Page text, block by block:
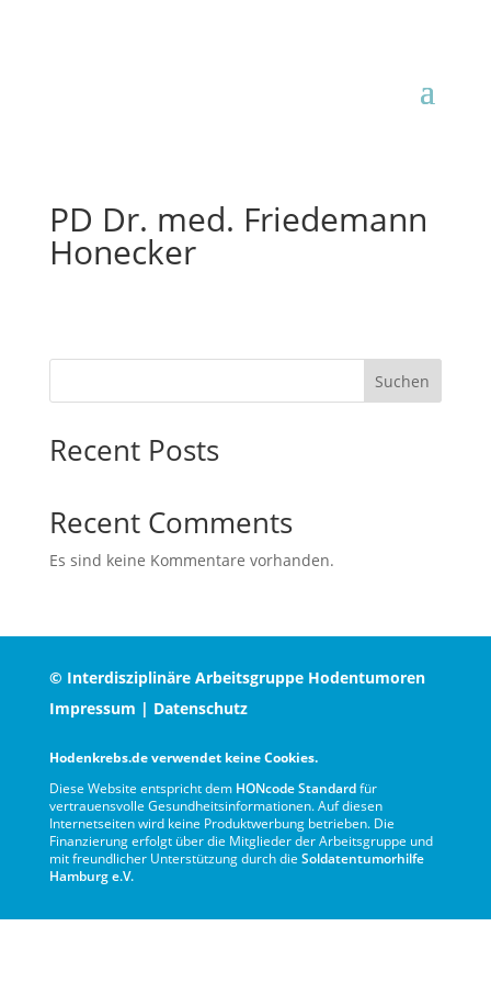
PD Dr. med. Friedemann
Honecker
Suchen
Recent Posts
Recent Comments
Es sind keine Kommentare vorhanden.
© Interdisziplinäre Arbeitsgruppe Hodentumoren
Impressum | Datenschutz
Hodenkrebs.de verwendet keine Cookies.
Diese Website entspricht dem HONcode Standardfür
vertrauensvolle Gesundheitsinformationen. Auf diesen
Internetseiten wird keine Produktwerbung betrieben. Die
Finanzierung erfolgt über die Mitglieder der Arbeitsgruppe und
mit freundlicher Unterstützung durch die Soldatentumorhilfe
Hamburg e.V.